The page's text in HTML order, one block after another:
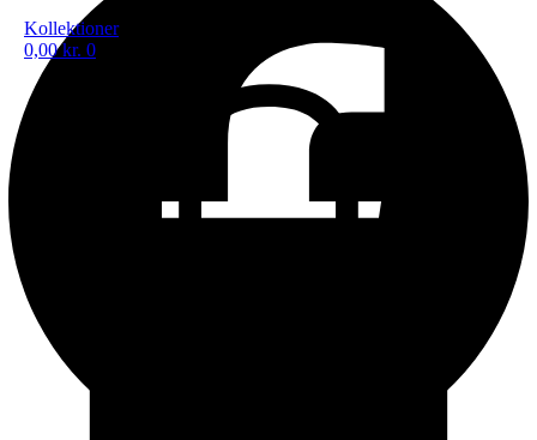
Kollektioner
0,00kr. 0